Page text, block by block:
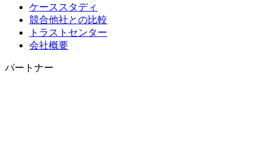
ケーススタディ
競合他社との比較
トラストセンター
会社概要
パートナー